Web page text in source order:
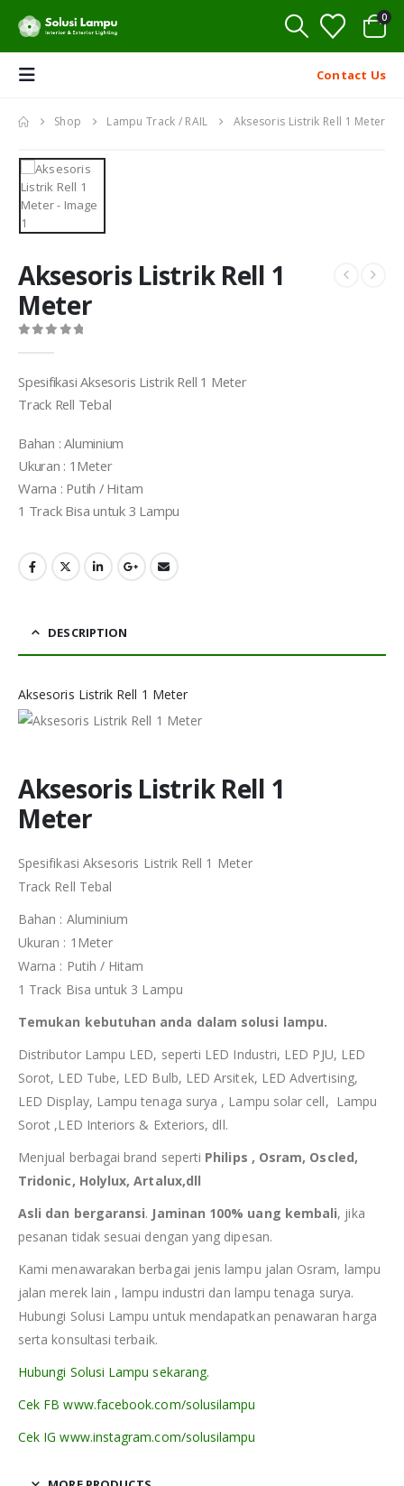
0
Contact Us
Shop Lampu Track / RAIL Aksesoris Listrik Rell 1 Meter
Aksesoris Listrik Rell 1
Meter
Spesifikasi Aksesoris Listrik Rell 1 Meter
Track Rell Tebal
Bahan : Aluminium
Ukuran : 1Meter
Warna : Putih / Hitam
1 Track Bisa untuk 3 Lampu
DESCRIPTION
Aksesoris Listrik Rell 1 Meter
Aksesoris Listrik Rell 1
Meter
Spesifikasi Aksesoris Listrik Rell 1 Meter
Track Rell Tebal
Bahan : Aluminium
Ukuran : 1Meter
Warna : Putih / Hitam
1 Track Bisa untuk 3 Lampu
Temukan kebutuhan anda dalam solusi lampu.
Distributor Lampu LED, seperti LED Industri, LED PJU, LED
Sorot, LED Tube, LED Bulb, LED Arsitek, LED Advertising,
LED Display, Lampu tenaga surya , Lampu solar cell, Lampu
Sorot ,LED Interiors & Exteriors, dll.
Menjual berbagai brand seperti Philips , Osram, Oscled,
Tridonic, Holylux, Artalux,dll
Asli dan bergaransi. Jaminan 100% uang kembali, jika
pesanan tidak sesuai dengan yang dipesan.
Kami menawarakan berbagai jenis lampu jalan Osram, lampu
jalan merek lain , lampu industri dan lampu tenaga surya.
Hubungi Solusi Lampu untuk mendapatkan penawaran harga
serta konsultasi terbaik.
Hubungi Solusi Lampu sekarang.
Cek FB www.facebook.com/solusilampu
Cek IG www.instagram.com/solusilampu